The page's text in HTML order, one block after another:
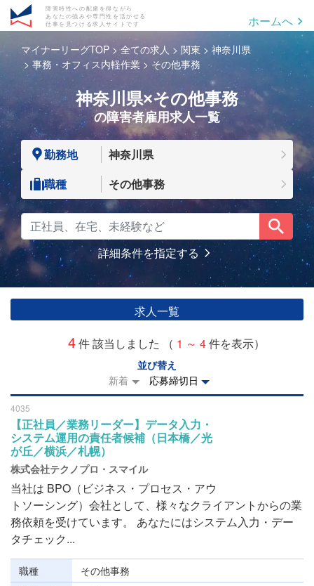
障害特性への配慮を得ながら
あなたの強みや専門性を活かせる
仕事を見つける求人サイトです
ホームへ
マイナーリーグTOP 全ての求人 関東
神奈川県
事務・オフィス内軽作業
その他事務
神奈川県×その他事務
の障害者雇用求人一覧
勤務地
神奈川県
職種
その他事務
詳細条件を指定する
求人一覧
4件 該当しました （ 1 ～ 4件を表示）
並び替え
新着
応募締切日
4035
【正社員／業務リーダー】データ入力・
システム運用の責任者候補（日本橋／光
が丘／横浜／札幌）
株式会社テクノプロ・スマイル
当社は BPO（ビジネス・プロセス・アウ
トソーシング）会社として、様々なクライアントからの業
務依頼を受けています。 あなたにはシステム入力・デー
タチェック...
職種
その他事務